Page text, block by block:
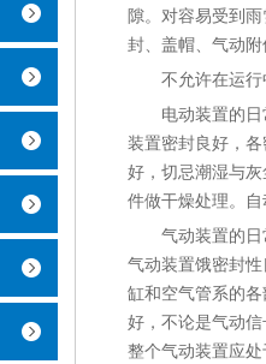
隙。对容易受到
封、盖帽、气动
不允许在运行中
电动装置的日常
装置密封良好，
好，切忌潮湿与
件做干燥处理。
气动装置的日常
气动装置饿密封
缸和空气管系的
好，不论是气动
整个气动装置应